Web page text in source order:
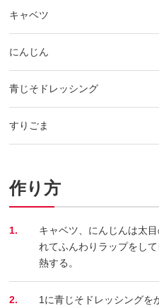
キャベツ
にんじん
青じそドレッシング
すりごま
作り方
1.
キャベツ、にんじんは太
れてふんわりラップをし
熱する。
2.
1に青じそドレッシングを